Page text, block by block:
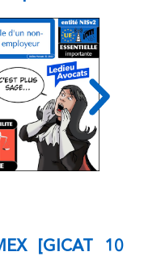
[GICAT 10